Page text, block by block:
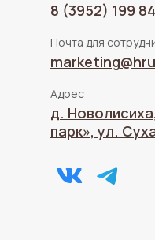
8 (3952) 199
Почта для
Адрес
д.
парк», ул.